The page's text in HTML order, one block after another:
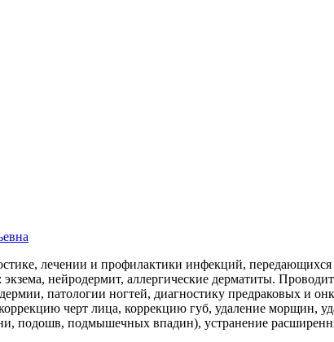
лечении и профилактики инфекций,
экзема, нейродермит, аллергические дерматиты.
патологии ногтей, диагностику предраковых и
черт лица, коррекцию губ, удаление морщин,
подошв, подмышечных впадин), устранение